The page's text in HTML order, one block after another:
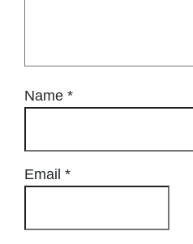
Name *
Email *